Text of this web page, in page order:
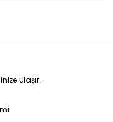
ulaşır.